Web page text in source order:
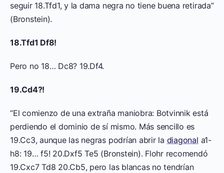
seguir 18.Tfd1, y la dama negra no tiene buena retirada”
(Bronstein).
18.Tfd1 Df8!
Pero no 18… Dc8? 19.Df4.
19.Cd4?!
“El comienzo de una extraña maniobra: Botvinnik está
perdiendo el dominio de sí mismo. Más sencillo es
19.Cc3, aunque las negras podrían abrir la diagonal a1-
h8: 19… f5! 20.Dxf5 Te5 (Bronstein). Flohr recomendó
19.Cxc7 Td8 20.Cb5, pero las blancas no tendrían